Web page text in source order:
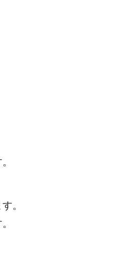
洗浄し、
。
場合
ます。
合
ります。
ます。